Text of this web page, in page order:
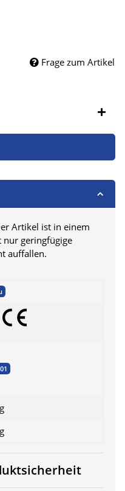
Frage zum Artikel
Artikel ist in einem
nur geringfügige
auffallen.